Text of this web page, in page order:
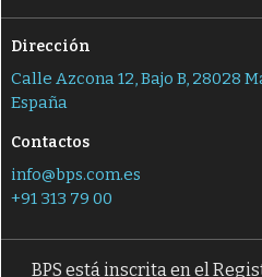
Dirección
Calle Azcona 12, Bajo B, 28028
España
Contactos
info@bps.com.es
+91 313 79 00
BPS está inscrita en el